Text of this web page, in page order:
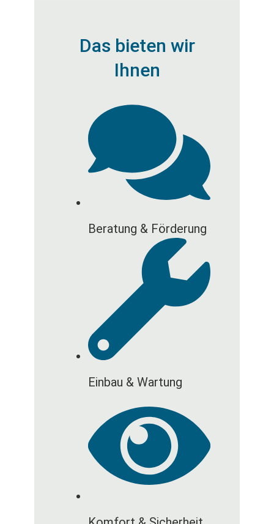
Das bieten wir
Ihnen
Beratung & Förderung
Einbau & Wartung